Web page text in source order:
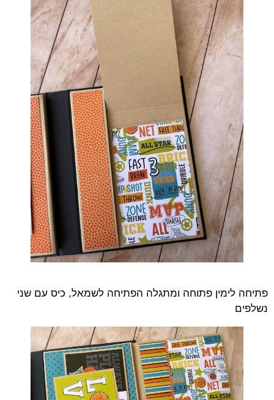
פתיחה לימין פתוחה ומתגלה הפתיחה לשמאל, כיס עם שני
נשלפים